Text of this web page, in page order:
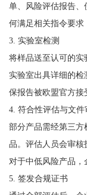
单、风险评估报告
何满足相关指令要求
3. 实验室检测
将样品送至认可的实
实验室出具详细的
保报告被欧盟官方接
4. 符合性评估与文件
部分产品需经第三
品。评估人员会审核
对于中低风险产品，
5. 签发合规证书